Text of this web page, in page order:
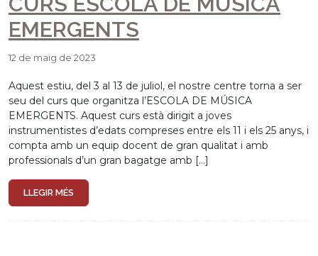
EMERGENTS
12 de maig de 2023
Aquest estiu, del 3 al 13 de juliol, el nostre centre torna a ser
seu del curs que organitza l’ESCOLA DE MÚSICA
EMERGENTS. Aquest curs està dirigit a joves
instrumentistes d’edats compreses entre els 11 i els 25 anys, i
compta amb un equip docent de gran qualitat i amb
professionals d’un gran bagatge amb […]
LLEGIR MÉS